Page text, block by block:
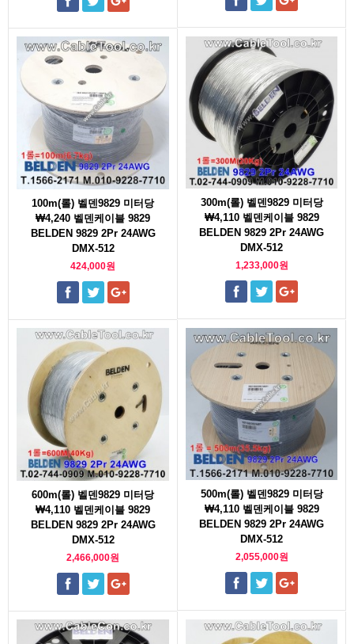
100m(롤) 벨덴9829 미터당
₩4,240 벨덴케이블 9829
BELDEN 9829 2Pr 24AWG
DMX-512
424,000원
300m(롤) 벨덴9829 미터당
₩4,110 벨덴케이블 9829
BELDEN 9829 2Pr 24AWG
DMX-512
1,233,000원
600m(롤) 벨덴9829 미터당
₩4,110 벨덴케이블 9829
BELDEN 9829 2Pr 24AWG
DMX-512
2,466,000원
500m(롤) 벨덴9829 미터당
₩4,110 벨덴케이블 9829
BELDEN 9829 2Pr 24AWG
DMX-512
2,055,000원